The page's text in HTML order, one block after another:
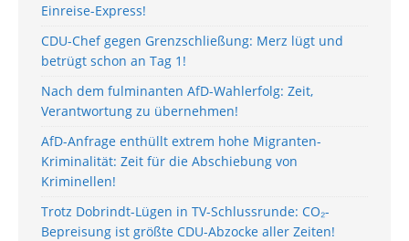
Einreise-Express!
CDU-Chef gegen Grenzschließung: Merz lügt und
betrügt schon an Tag 1!
Nach dem fulminanten AfD-Wahlerfolg: Zeit,
Verantwortung zu übernehmen!
AfD-Anfrage enthüllt extrem hohe Migranten-
Kriminalität: Zeit für die Abschiebung von
Kriminellen!
Trotz Dobrindt-Lügen in TV-Schlussrunde: CO₂-
Bepreisung ist größte CDU-Abzocke aller Zeiten!